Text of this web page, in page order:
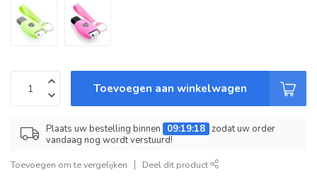
Toevoegen aan winkelwagen
Plaats uw bestelling binnen 09:19:17 zodat uw order
vandaag nog wordt verstuurd!
Toevoegen om te vergelijken Deel dit product